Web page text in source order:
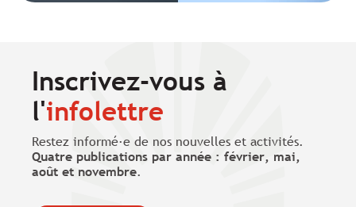
Inscrivez-vous à
l'infolettre
Restez informé·e de nos nouvelles et activités.
Quatre publications par année : février, mai,
août et novembre.